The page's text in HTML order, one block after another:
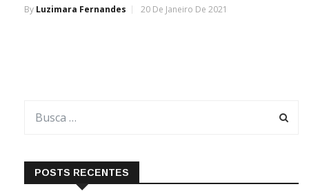
By Luzimara Fernandes 20 De Janeiro De 2021
POSTS RECENTES